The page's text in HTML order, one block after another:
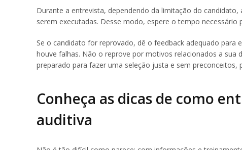
Durante a entrevista, dependendo da limitação do
serem executadas. Desse modo, espere o tempo
Se o candidato for reprovado, dê o feedback adequado para
houve falhas. Não o reprove por motivos relacionados a sua
preparado para fazer uma seleção justa e sem
Conheça as dicas de como
auditiva